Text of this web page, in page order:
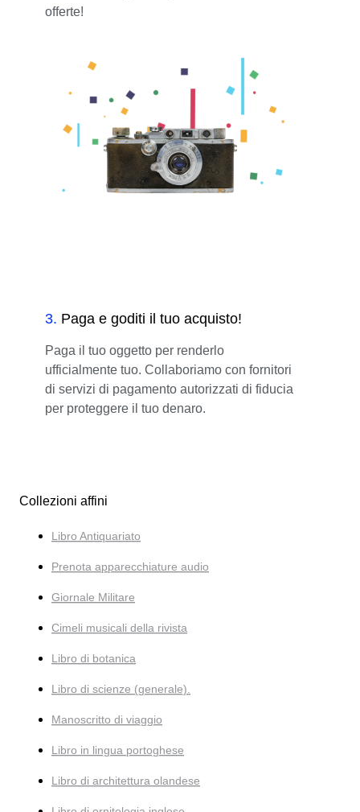
offerte!
3. Paga e goditi il tuo acquisto!
Paga il tuo oggetto per renderlo
ufficialmente tuo. Collaboriamo con fornitori
di servizi di pagamento autorizzati di fiducia
per proteggere il tuo denaro.
Collezioni affini
Libro Antiquariato
Prenota apparecchiature audio
Giornale Militare
Cimeli musicali della rivista
Libro di botanica
Libro di scienze (generale).
Manoscritto di viaggio
Libro in lingua portoghese
Libro di architettura olandese